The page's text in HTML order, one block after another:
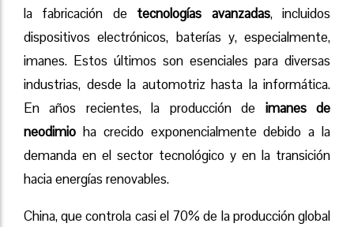
la fabricación de tecnologías avanzadas, incluidos
dispositivos electrónicos, baterías y, especialmente,
imanes. Estos últimos son esenciales para diversas
industrias, desde la automotriz hasta la informática.
En años recientes, la producción de imanes de
neodimio ha crecido exponencialmente debido a la
demanda en el sector tecnológico y en la transición
hacia energías renovables.
China, que controla casi el 70% de la producción global